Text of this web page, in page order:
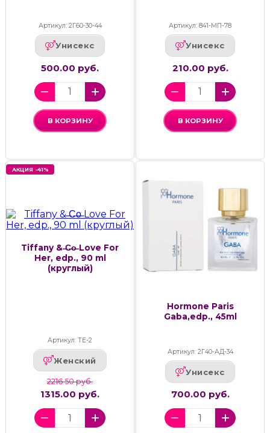
Артикул: 2Г60-30-44
Унисекс
500.00 руб.
В КОРЗИНУ
Артикул: 841-МП-78
Унисекс
210.00 руб.
В КОРЗИНУ
АКЦИЯ -41%
Tiffany & ̶C̶o̶ Love For
Her, edp., 90 ml
(круглый)
Артикул: ТЕ-2
Женский
2216.50 руб.
1315.00 руб.
Hormone Paris
Gaba,edp., 45ml
Артикул: 2Г40-АД-34
Унисекс
700.00 руб.